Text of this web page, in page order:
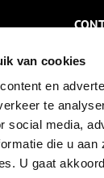
van cookies
en
te
social media,
die u
U gaat